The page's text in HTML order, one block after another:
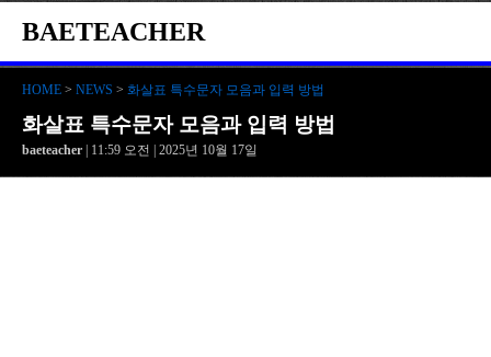
BAETEACHER
HOME > NEWS > 화살표 특수문자 모음과 입력 방법
화살표 특수문자 모음과 입력 방법
baeteacher | 11:59 오전 | 2025년 10월 17일